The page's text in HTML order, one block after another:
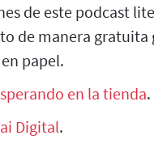
de este podcast
de manera
papel.
en la tienda.
Digital.